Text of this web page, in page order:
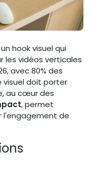
hook visuel qui
les vidéos verticales
avec 80% des
visuel doit porter
au cœur des
, permet
l'engagement de